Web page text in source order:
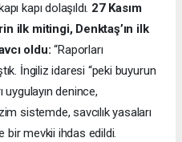
kapı dolaşıldı. 27 Kasım
ilk mitingi, Denktaş’ın ilk
oldu:“Raporları
İngiliz idaresi “peki buyurun
uygulayın denince,
sistemde, savcılık yasaları
bir mevkii ihdas edildi.